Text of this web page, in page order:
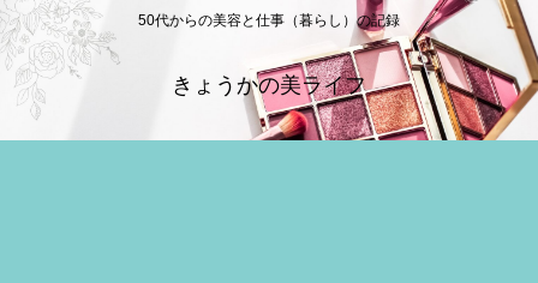
50代からの美容と仕事（暮らし）の記録
きょうかの美ライフ